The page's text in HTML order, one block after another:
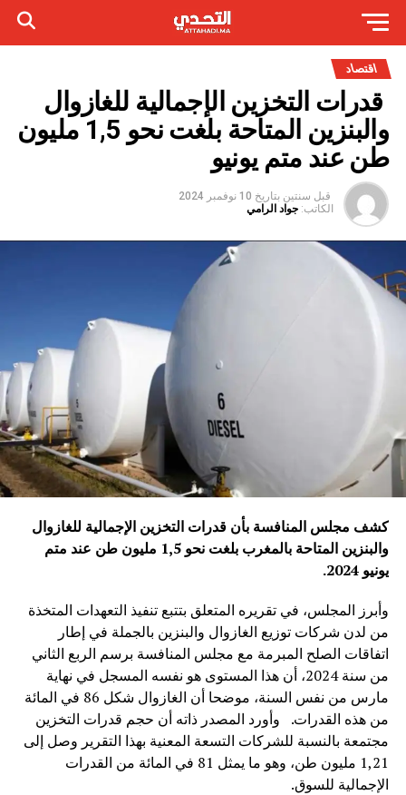
اقتصاد
قدرات التخزين الإجمالية للغازوال
والبنزين المتاحة بلغت نحو 1,5 مليون
طن عند متم يونيو
قبل سنتين بتاريخ 10 نوفمبر 2024
الكاتب: جواد الرامي
كشف مجلس المنافسة بأن قدرات التخزين الإجمالية للغازوال
والبنزين المتاحة بالمغرب بلغت نحو 1,5 مليون طن عند متم
يونيو 2024
.
وأبرز المجلس، في تقريره المتعلق بتتبع تنفيذ التعهدات المتخذة
من لدن شركات توزيع الغازوال والبنزين بالجملة في إطار
اتفاقات الصلح المبرمة مع مجلس المنافسة برسم الربع الثاني
من سنة 2024، أن هذا المستوى هو نفسه المسجل في نهاية
مارس من نفس السنة، موضحا أن الغازوال شكل 86 في المائة
من هذه القدرات. وأورد المصدر ذاته أن حجم قدرات التخزين
مجتمعة بالنسبة للشركات التسعة المعنية بهذا التقرير وصل إلى
1,21 مليون طن، وهو ما يمثل 81 في المائة من القدرات
الإجمالية للسوق.